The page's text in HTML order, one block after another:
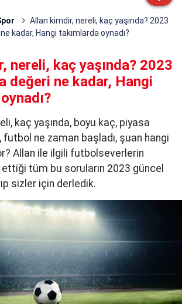
Allan kimdir, nereli, kaç yaşında? 2023
kadar, Hangi takımlarda oynadı?
nereli, kaç yaşında? 2023
değeri ne kadar, Hangi
kaç yaşında, boyu kaç, piyasa
futbol ne zaman başladı, şuan hangi
Allan ile ilgili futbolseverlerin
ettiği tüm bu soruların 2023 güncel
sizler için derledik.